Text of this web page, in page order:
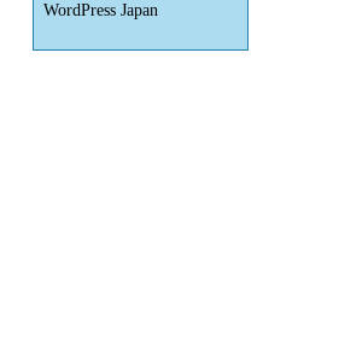
WordPress Japan